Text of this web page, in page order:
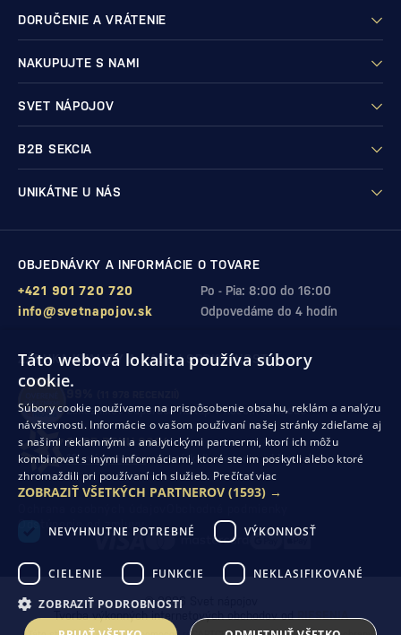
DORUČENIE A VRÁTENIE
NAKUPUJTE S NAMI
SVET NÁPOJOV
B2B SEKCIA
UNIKÁTNE U NÁS
OBJEDNÁVKY A INFORMÁCIE O TOVARE
Po - Pia: 8:00 do 16:00
+421 901 720 720
Odpovedáme do 4 hodín
info@svetnapojov.sk
ZÁRUKA KVALITY A VAŠEJ SPOKOJNOSTI
zákazníkov odporúča nákup v našom obchode
SHOP ROKU 2024
10. rok po sebesme získali ocenenie od Heureka
Odstúpenie od zmluvy
© 2026 Svet nápojov
Tvorba výkonných internetových obchodov odRIESENIA
Táto webová lokalita používa súbory
cookie.
Súbory cookie používame na prispôsobenie obsahu, reklám a analýzu
návštevnosti. Informácie o vašom používaní našej stránky zdieľame aj
s našimi reklamnými a analytickými partnermi, ktorí ich môžu
kombinovať s inými informáciami, ktoré ste im poskytli alebo ktoré
zhromaždili pri používaní ich služieb. Prečítať viac
ZOBRAZIŤ VŠETKÝCH PARTNEROV (1593) →
NEVYHNUTNE POTREBNÉ VÝKONNOSŤ
CIELENIE FUNKCIE NEKLASIFIKOVANÉ
ZOBRAZIŤ PODROBNOSTI